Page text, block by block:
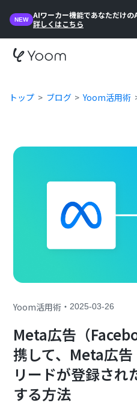
NEW
AIワーカー機能であなただけの
詳しくはこちら
トップ ブログ Yoom活用術
Yoom活用術 ・2025-03-26
Meta広告（
携して、Meta広
リードが登録さ
する方法